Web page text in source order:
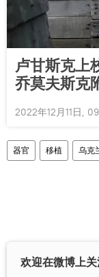
卢甘斯克上
乔莫夫斯克
2022年12月11日,
器官 移植 乌克
欢迎在微博上